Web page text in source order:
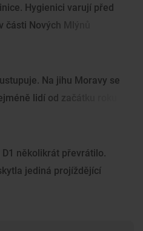
Hygienici varují před
části Nových Mlýnů
Na jihu Moravy se
lidí od začátku roku
D1 několikrát převrátilo.
jediná projíždějící